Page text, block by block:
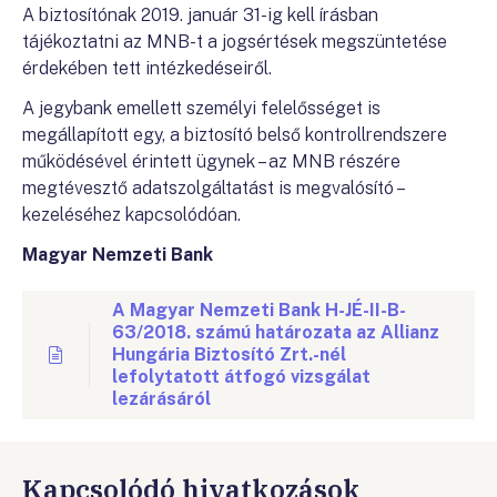
A biztosítónak 2019. január 31-ig kell írásban
tájékoztatni az MNB-t a jogsértések megszüntetése
érdekében tett intézkedéseiről.
A jegybank emellett személyi felelősséget is
megállapított egy, a biztosító belső kontrollrendszere
működésével érintett ügynek – az MNB részére
megtévesztő adatszolgáltatást is megvalósító –
kezeléséhez kapcsolódóan.
Magyar Nemzeti Bank
A Magyar Nemzeti Bank H-JÉ-II-B-
63/2018. számú határozata az Allianz
Hungária Biztosító Zrt.-nél
lefolytatott átfogó vizsgálat
lezárásáról
Kapcsolódó hivatkozások